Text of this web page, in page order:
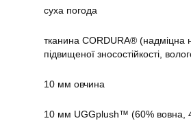
суха погода
тканина CORDURA® (надміцна
підвищеної зносостійкості,
10 мм овчина
10 мм UGGplush™ (60% вовна,